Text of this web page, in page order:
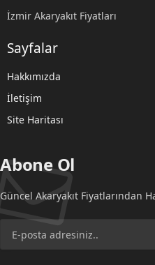
İzmir Akaryakıt Fiyatları
Sayfalar
Hakkımızda
İletişim
Site Haritası
Abone Ol
Güncel Akaryakıt Fiyatlarından